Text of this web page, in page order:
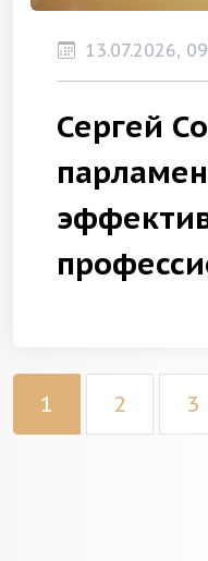
13.07.2026,
Сергей
1 2 3